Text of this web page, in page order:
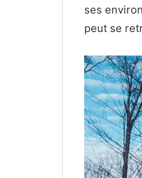
ses
peut se